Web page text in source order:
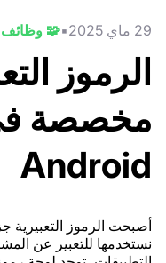
29 ماي 2025 🧩 وظائف
الرموز
مخصصة
Android
أصبحت الرموز التعبيرية
نستخدمها للتعبير عن